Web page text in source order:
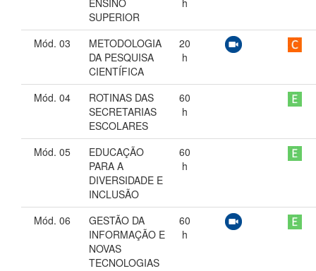
ENSINO
SUPERIOR
h
Mód. 03
METODOLOGIA
DA PESQUISA
CIENTÍFICA
20
h
Mód. 04
ROTINAS DAS
SECRETARIAS
ESCOLARES
60
h
Mód. 05
EDUCAÇÃO
PARA A
DIVERSIDADE E
INCLUSÃO
60
h
Mód. 06
GESTÃO DA
INFORMAÇÃO E
NOVAS
TECNOLOGIAS
60
h